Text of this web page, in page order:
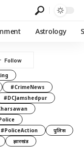
Astrology
#CrimeNews
#DCJamshedpur
#PoliceAction
पुलिस
झारखंड